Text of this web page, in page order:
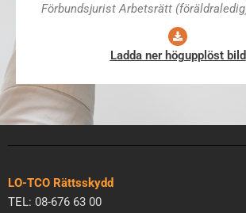
Förbundsjurist Arbetsrätt
Ladda ner högupplöst bild
LO-TCO Rättsskydd
TEL: 08-676 63 00